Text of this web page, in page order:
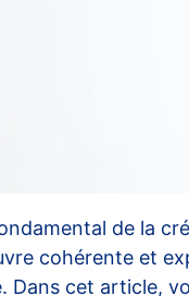
de la
cohérente et
Dans cet article,